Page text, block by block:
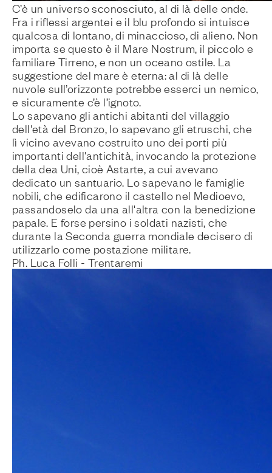
C’è un universo sconosciuto, al di là delle onde.
Fra i riflessi argentei e il blu profondo si intuisce
qualcosa di lontano, di minaccioso, di alieno. Non
importa se questo è il Mare Nostrum, il piccolo e
familiare Tirreno, e non un oceano ostile. La
suggestione del mare è eterna: al di là delle
nuvole sull’orizzonte potrebbe esserci un nemico,
e sicuramente c’è l’ignoto.
Lo sapevano gli antichi abitanti del villaggio
dell'età del Bronzo, lo sapevano gli etruschi, che
lì vicino avevano costruito uno dei porti più
importanti dell'antichità, invocando la protezione
della dea Uni, cioè Astarte, a cui avevano
dedicato un santuario. Lo sapevano le famiglie
nobili, che edificarono il castello nel Medioevo,
passandoselo da una all'altra con la benedizione
papale. E forse persino i soldati nazisti, che
durante la Seconda guerra mondiale decisero di
utilizzarlo come postazione militare.
Ph. Luca Folli - Trentaremi